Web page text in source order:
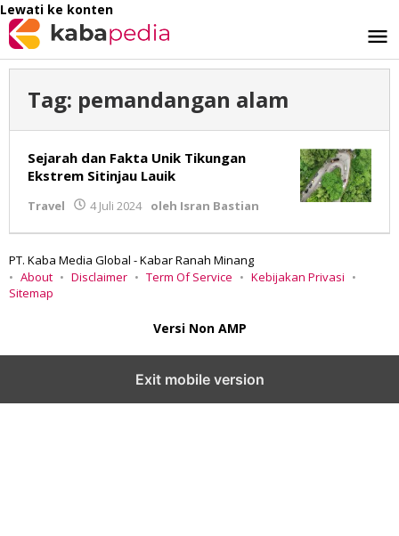
Lewati ke konten
Tag: pemandangan alam
Sejarah dan Fakta Unik Tikungan
Ekstrem Sitinjau Lauik
Travel 4 Juli 2024 oleh Isran Bastian
PT. Kaba Media Global - Kabar Ranah Minang
About
Disclaimer Term Of Service
Kebijakan Privasi
Sitemap
Versi Non AMP
Exit mobile version